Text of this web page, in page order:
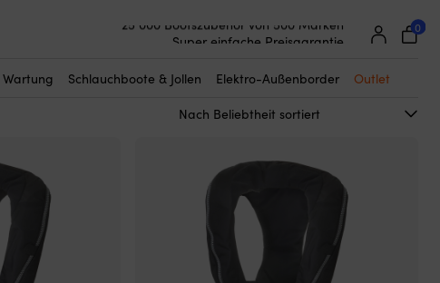
25 000 Bootszubehör von 500 Marken
0
Schlauchboote & Jollen Elektro-Außenborder Outlet